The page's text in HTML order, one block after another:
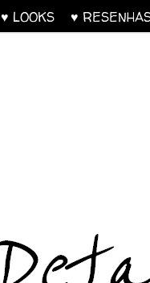
♥ LOOKS ♥